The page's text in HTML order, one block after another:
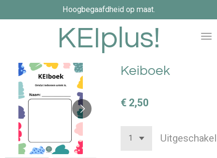
direct
KEIplus!
Hoogbegaafdheid op maat.
Keiboek
€ 2,50